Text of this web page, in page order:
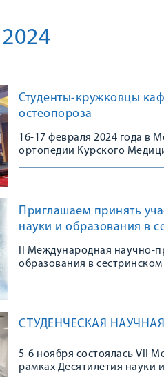
Студенты-кружковцы
остеопороза
16-17 февраля 2024 года в
ортопедии Курского
Приглашаем принять
науки и образования в
II Международная научно-
образования в
СТУДЕНЧЕСКАЯ
5-6 ноября состоялась VII
рамках Десятилетия науки